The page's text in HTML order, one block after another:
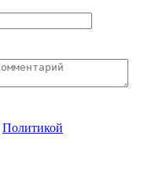
Политикой